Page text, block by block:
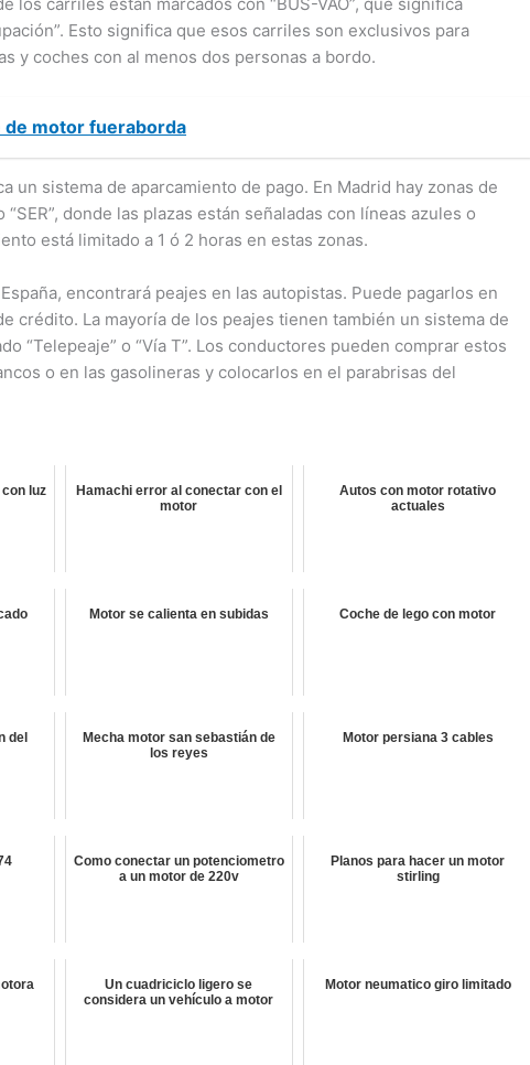
Esto significa que esos carriles son exclusivos para
y coches con al menos dos personas a bordo.
de motor fueraborda
un sistema de aparcamiento de pago. En Madrid hay zonas de
donde las plazas están señaladas con líneas azules o
está limitado a 1 ó 2 horas en estas zonas.
encontrará peajes en las autopistas. Puede pagarlos en
crédito. La mayoría de los peajes tienen también un sistema de
“Telepeaje” o “Vía T”. Los conductores pueden comprar estos
o en las gasolineras y colocarlos en el parabrisas del
luz
Hamachi error al conectar con el
motor
Autos con motor rotativo
actuales
Motor se calienta en subidas Coche de lego con motor
del
Mecha motor san sebastián de
los reyes
Motor persiana 3 cables
Como conectar un potenciometro
a un motor de 220v
Planos para hacer un motor
stirling
Un cuadriciclo ligero se
considera un vehículo a motor
Motor neumatico giro limitado